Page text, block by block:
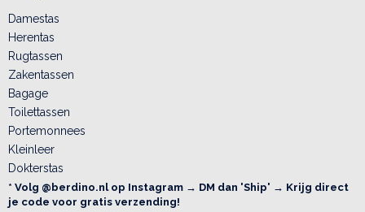
Damestas
Herentas
Rugtassen
Zakentassen
Bagage
Toilettassen
Portemonnees
Kleinleer
Dokterstas
* Volg @berdino.nl op Instagram → DM dan 'Ship' → Krijg direct
je code voor gratis verzending!